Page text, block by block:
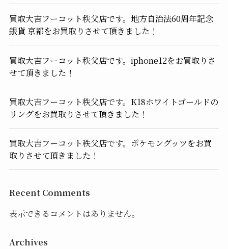
買取大吉フーコット秩父店です。地方自治法60周年記念
銀貨 京都をお買取りさせて頂きました！
買取大吉フーコット秩父店です。iphone12をお買取りさ
せて頂きました！
買取大吉フーコット秩父店です。K18ホワイトゴールドの
リングをお買取りさせて頂きました！
買取大吉フーコット秩父店です。ポケモングッツをお買
取りさせて頂きました！
Recent Comments
表示できるコメントはありません。
Archives